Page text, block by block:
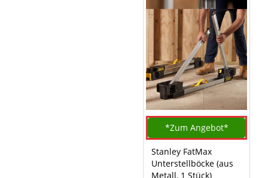
*Zum Angebot*
Stanley FatMax
Unterstellböcke (aus
Metall, 1 Stück)